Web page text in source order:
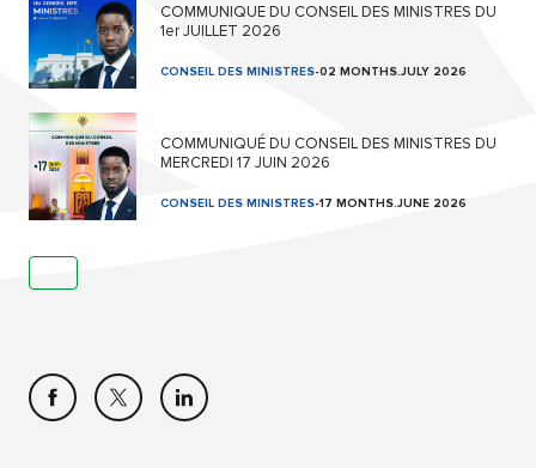
COMMUNIQUE DU CONSEIL DES MINISTRES DU
1er JUILLET 2026
CONSEIL DES MINISTRES-02 MONTHS.JULY 2026
COMMUNIQUÉ DU CONSEIL DES MINISTRES DU
MERCREDI 17 JUIN 2026
CONSEIL DES MINISTRES-17 MONTHS.JUNE 2026